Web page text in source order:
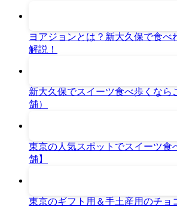
ヨアジョンとは？新大久保で食べ
解説！
新大久保でスイーツ食べ歩くなら
舗）
東京の人気スポットでスイーツ食
舗】
東京のギフト用＆手土産用のチョ